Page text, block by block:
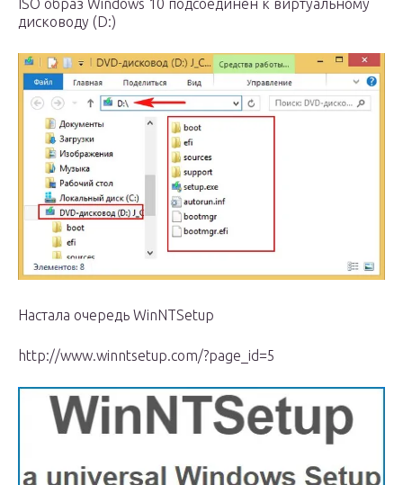
ISO образ Windows 10 подсоединён к виртуальному
дисководу (D:)
Настала очередь WinNTSetup
http://www.winntsetup.com/?page_id=5